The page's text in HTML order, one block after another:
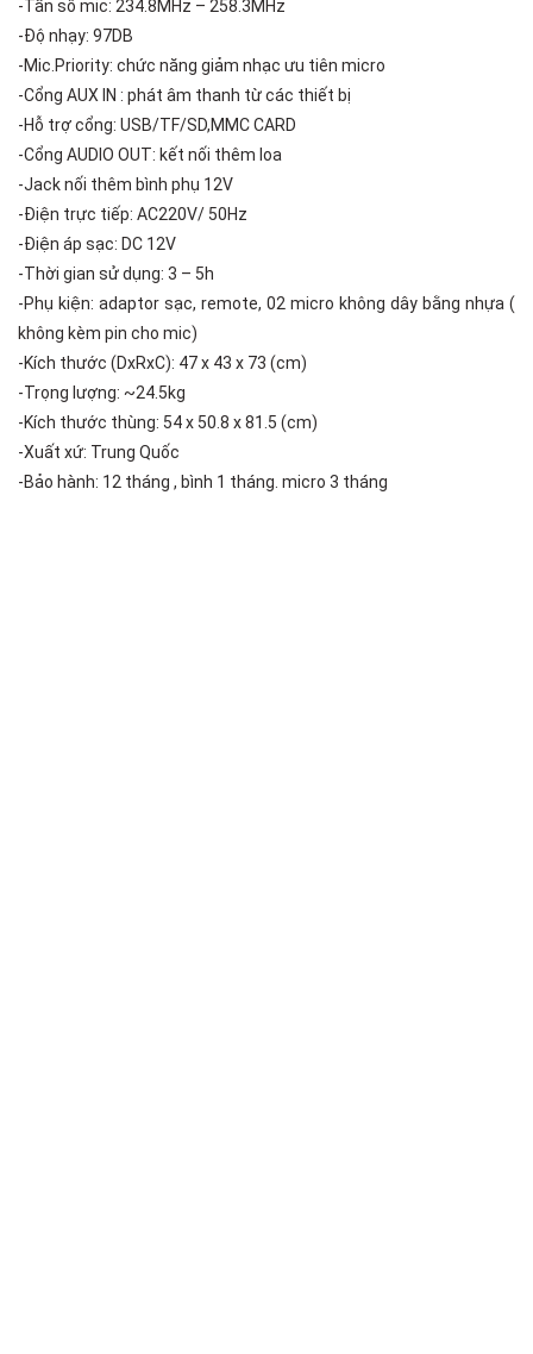
-Tần số mic: 234.8MHz – 258.3MHz
-Độ nhạy: 97DB
-Mic.Priority: chức năng giảm nhạc ưu tiên micro
-Cổng AUX IN : phát âm thanh từ các thiết bị
-Hỗ trợ cổng: USB/TF/SD,MMC CARD
-Cổng AUDIO OUT: kết nối thêm loa
-Jack nối thêm bình phụ 12V
-Điện trực tiếp: AC220V/ 50Hz
-Điện áp sạc: DC 12V
-Thời gian sử dụng: 3 – 5h
-Phụ kiện: adaptor sạc, remote, 02 micro không dây bằng nhựa (
không kèm pin cho mic)
-Kích thước (DxRxC): 47 x 43 x 73 (cm)
-Trọng lượng: ~24.5kg
-Kích thước thùng: 54 x 50.8 x 81.5 (cm)
-Xuất xứ: Trung Quốc
-Bảo hành: 12 tháng , bình 1 tháng. micro 3 tháng